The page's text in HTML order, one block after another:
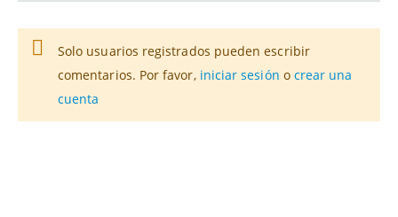
Solo usuarios registrados pueden escribir
comentarios. Por favor, iniciar sesión o crear una
cuenta